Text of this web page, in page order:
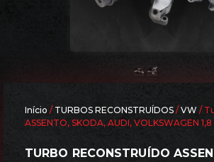
Início / TURBOS RECONSTRUÍDOS /VW /
ASSENTO, SKODA, AUDI, VOLKSWAGEN
TURBO RECONSTRUÍDO